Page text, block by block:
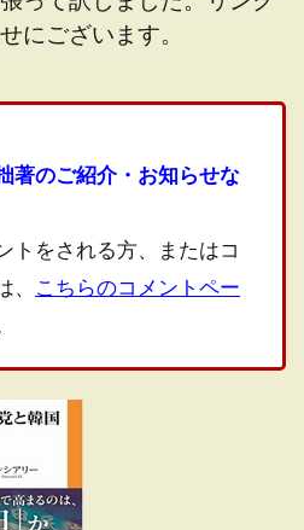
にございます。
著のご紹介・お知らせな
トをされる方、またはコ
こちらのコメントペー